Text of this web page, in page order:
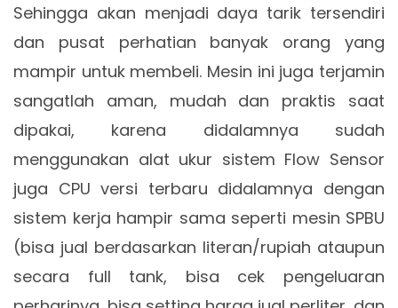
Sehingga akan menjadi daya tarik tersendiri
dan pusat perhatian banyak orang yang
mampir untuk membeli. Mesin ini juga terjamin
sangatlah aman, mudah dan praktis saat
dipakai, karena didalamnya sudah
menggunakan alat ukur sistem Flow Sensor
juga CPU versi terbaru didalamnya dengan
sistem kerja hampir sama seperti mesin SPBU
(bisa jual berdasarkan literan/rupiah ataupun
secara full tank, bisa cek pengeluaran